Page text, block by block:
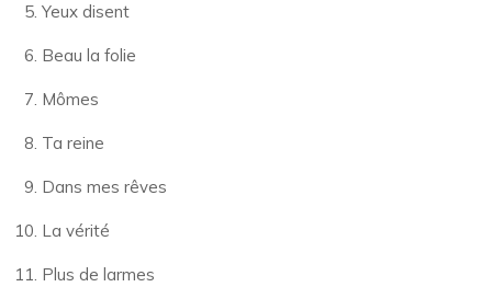
Yeux disent
Beau la folie
Mômes
Ta reine
Dans mes rêves
La vérité
Plus de larmes